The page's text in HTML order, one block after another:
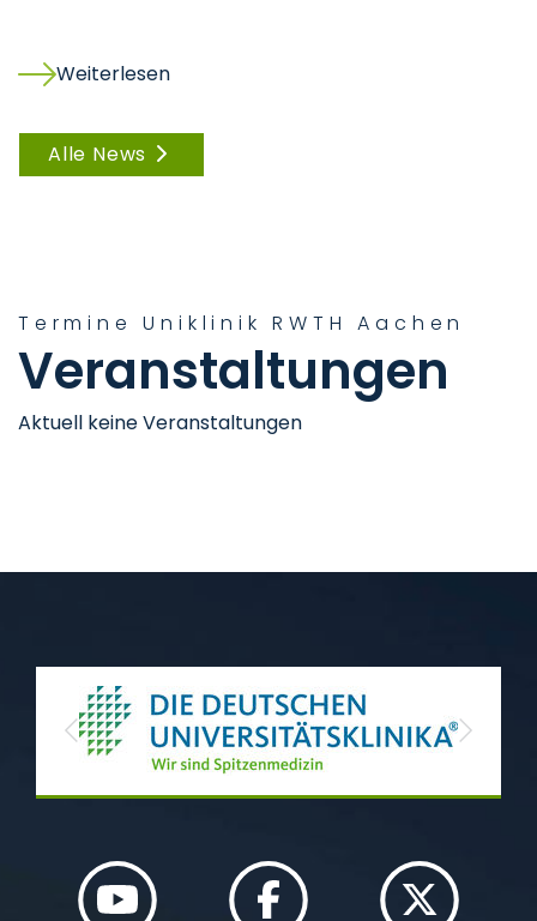
Weiterlesen
Alle News
Termine Uniklinik RWTH Aachen
Veranstaltungen
Aktuell keine Veranstaltungen
Previous Next